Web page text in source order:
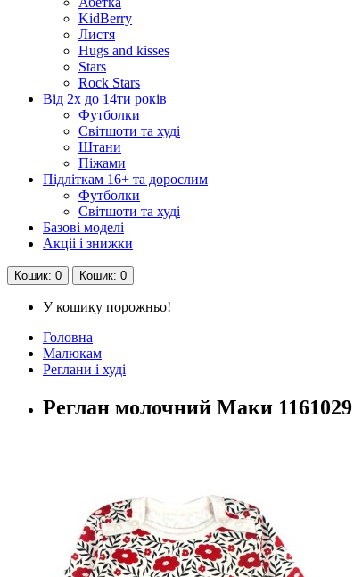
KidBerry
Листя
Hugs and kisses
Stars
Rock Stars
Від 2х до 14ти років
Футболки
Світшоти та худі
Штани
Піжами
Підліткам 16+ та дорослим
Футболки
Світшоти та худі
Базові моделі
Акціі і знижки
Кошик: 0 Кошик: 0
У кошику порожньо!
Головна
Малюкам
Реглани і худі
Реглан молочний Маки 1161029